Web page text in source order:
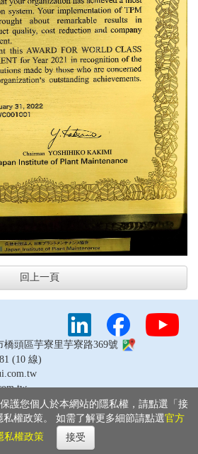
回上一頁
橋頭區芋寮里芋寮路369號
(10 線)
企業股份有限公司 版權所有
護您個人於本網站的隱私權，請點選「接
權政策。 如需了解更多細節請點選官方
私權政策
接受